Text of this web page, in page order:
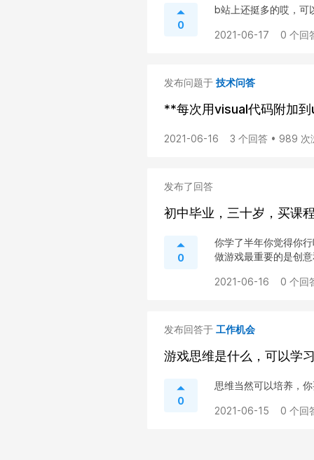
0
b站上还挺多的哎，可
2021-06-17 0 个回
发布问题于 技术问答
**每次用visual代码附加
2021-06-16 3 个回答 • 989 次
发布了回答
初中毕业，三十岁，买课
0
你学了半年你觉得你
做游戏最重要的是创
2021-06-16 0 个回
发布回答于 工作机会
游戏思维是什么，可以学
0
思维当然可以培养，
2021-06-15 0 个回